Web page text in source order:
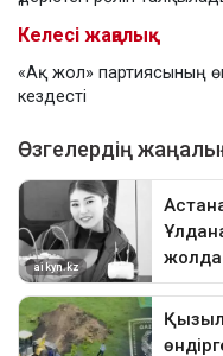
Келесі жаңалық
«Ақ жол» партиясының
кездесті